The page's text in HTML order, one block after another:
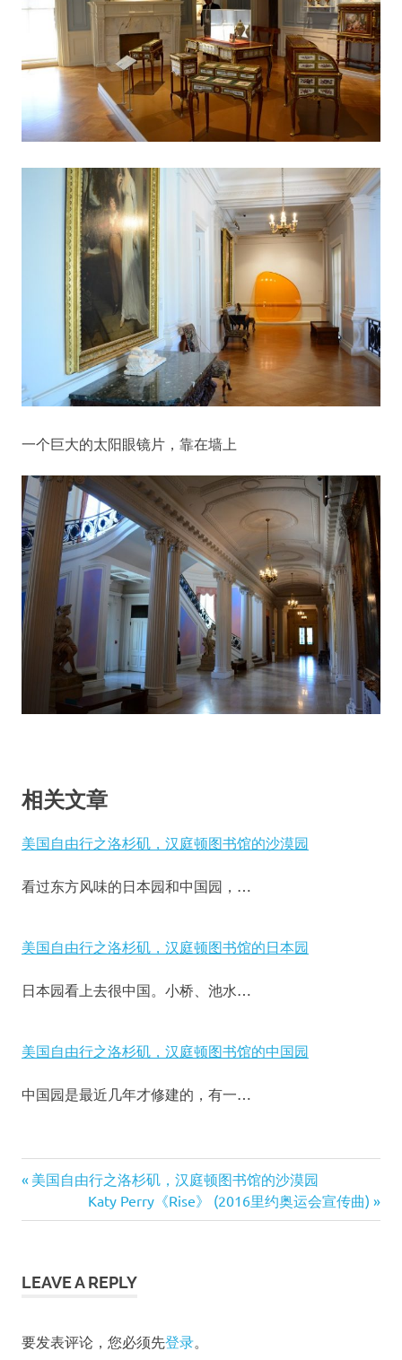
一个巨大的太阳眼镜片，靠在墙上
相关文章
美国自由行之洛杉矶，汉庭顿图书馆的沙漠园
看过东方风味的日本园和中国园，…
美国自由行之洛杉矶，汉庭顿图书馆的日本园
日本园看上去很中国。小桥、池水…
美国自由行之洛杉矶，汉庭顿图书馆的中国园
中国园是最近几年才修建的，有一…
导
Previous
美国自由行之洛杉矶，汉庭顿图书馆的沙漠园
Next
Post:
Katy Perry《Rise》 (2016里约奥运会宣传曲)
LEAVE A REPLY
要发表评论，您必须先登录